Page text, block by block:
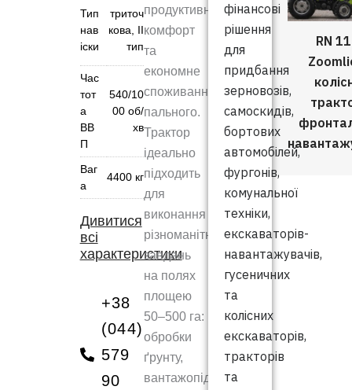
Тип
нав
іски
триточ
кова, ІІ
тип
Час
тот
а
ВВ
П
540/10
00 об/
хв
Ваг
а
4400 кг
Дивитися
всі
характеристики
+38
(044)
579
90
продуктивність,
комфорт
та
економне
споживання
пального.
Трактор
ідеально
підходить
для
виконання
різноманітних
завдань
на полях
площею
50–500 га:
обробки
ґрунту,
вантажопідйомних
фінансові
рішення
для
придбання
зерновозів,
самоскидів,
бортових
автомобілей,
фургонів,
комунальної
техніки,
екскаваторів-
навантажувачів,
гусеничних
та
колісних
екскаваторів,
тракторів
та
RN